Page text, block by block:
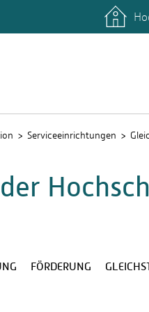
Serviceeinrichtungen
FÖRDERUNG